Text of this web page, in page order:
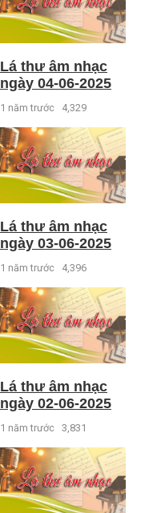
Lá thư âm nhạc
ngày 04-06-2025
1 năm trước 4,329
Lá thư âm nhạc
ngày 03-06-2025
1 năm trước 4,396
Lá thư âm nhạc
ngày 02-06-2025
1 năm trước 3,831